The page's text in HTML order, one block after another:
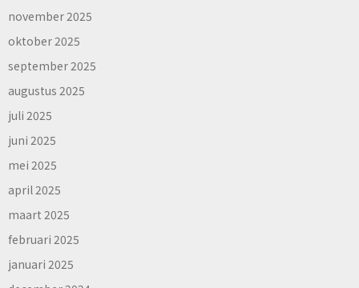
november 2025
oktober 2025
september 2025
augustus 2025
juli 2025
juni 2025
mei 2025
april 2025
maart 2025
februari 2025
januari 2025